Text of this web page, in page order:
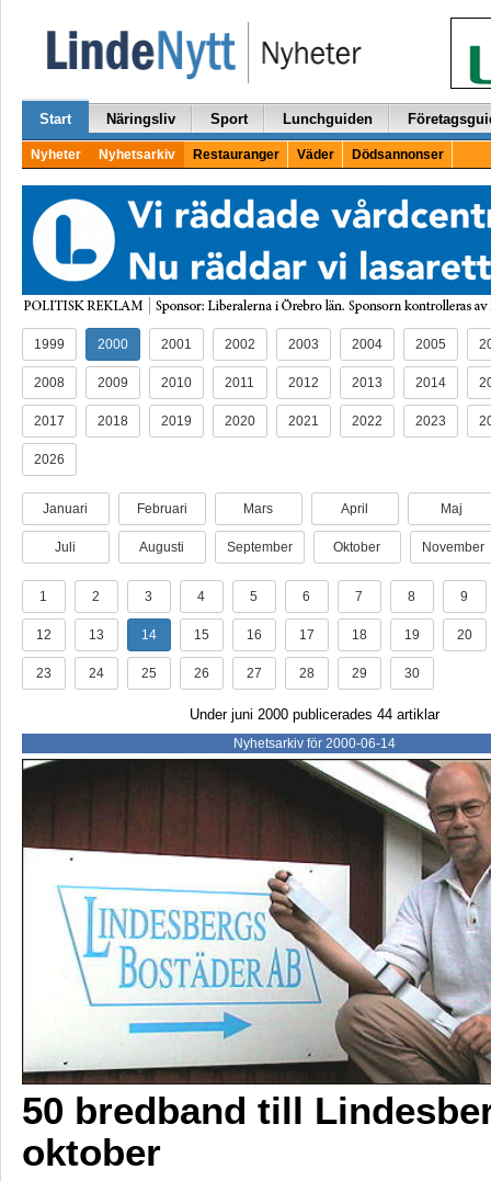
Start Näringsliv Sport Lunchguiden
Nyheter Nyhetsarkiv Restauranger Väder Dödsannonser
1999 2000 2001 2002 2003 2004 2005
2008 2009 2010 2011 2012 2013 2014
2017 2018 2019 2020 2021 2022 2023
2026
Januari Februari Mars April Maj
Juli Augusti September Oktober November
1 2 3 4 5 6 7 8 9
12 13 14 15 16 17 18 19 20
23 24 25 26 27 28 29 30
Under juni 2000 publicerades 44 artiklar
Nyhetsarkiv för 2000-06-14
50 bredband till
oktober